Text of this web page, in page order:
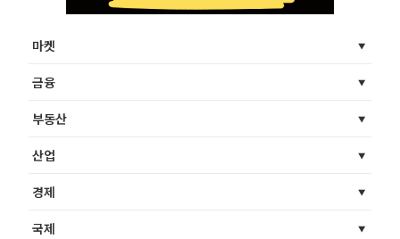
마켓
금융
부동산
산업
경제
국제